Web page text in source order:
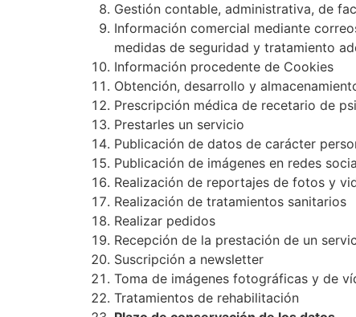
Gestión contable, administrativa, de
Información comercial mediante
medidas de seguridad y tratamiento
Información procedente de Cookies
Obtención, desarrollo y
Prescripción médica de recetario de
Prestarles un servicio
Publicación de datos de carácter
Publicación de imágenes en redes
Realización de reportajes de fotos y
Realización de tratamientos sanitarios
Realizar pedidos
Recepción de la prestación de un
Suscripción a newsletter
Toma de imágenes fotográficas y de
Tratamientos de rehabilitación